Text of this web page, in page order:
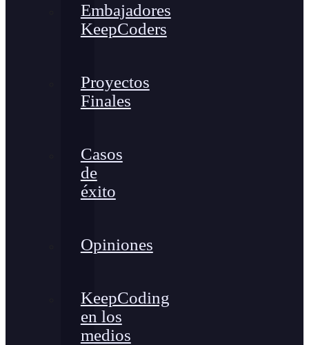
Embajadores
KeepCoders
Proyectos
Finales
Casos
de
éxito
Opiniones
KeepCoding
en los
medios